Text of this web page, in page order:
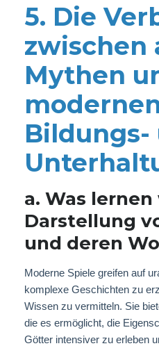
5. Die
zwischen
Mythen
Bildungs-
a. Was
Darstellung
und deren
Moderne Spiele greifen auf
komplexe Geschichten zu
Wissen zu vermitteln. Sie
die es ermöglicht, die
Götter intensiver zu erleben